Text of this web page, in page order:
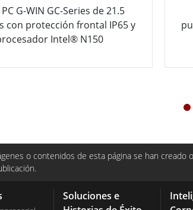
G-WIN GC-Series de 21.5
con protección frontal IP65 y
Intel® N150
o contenidos de esta página se han
Soluciones e